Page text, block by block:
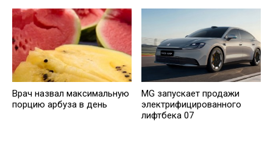
Врач назвал максимальную
порцию арбуза в день
MG запускает продажи
электрифицированного
лифтбека 07